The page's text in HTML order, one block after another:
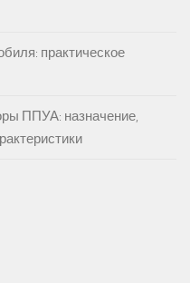
практическое
ППУА: назначение,